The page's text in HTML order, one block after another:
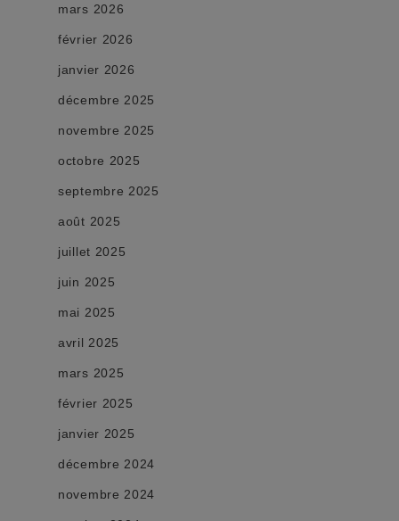
mars 2026
février 2026
janvier 2026
décembre 2025
novembre 2025
octobre 2025
septembre 2025
août 2025
juillet 2025
juin 2025
mai 2025
avril 2025
mars 2025
février 2025
janvier 2025
décembre 2024
novembre 2024